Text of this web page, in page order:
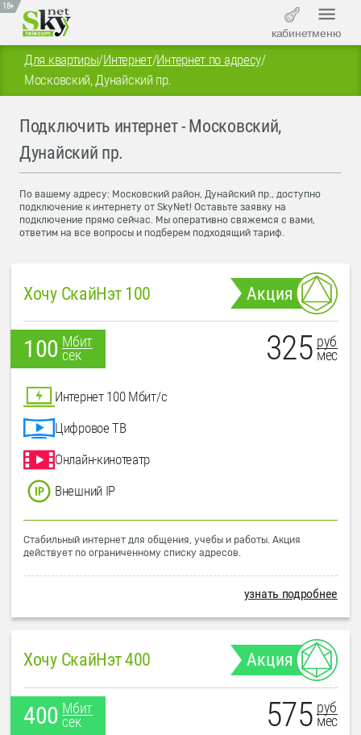
18+
кабинетменю
Для квартиры/Интернет/Интернет по адресу/
Московский, Дунайский пр.
Подключить интернет - Московский,
Дунайский пр.
По вашему адресу: Московский район, Дунайский пр., доступно
подключение к интернету от SkyNet! Оставьте заявку на
подключение прямо сейчас. Мы оперативно свяжемся с вами,
ответим на все вопросы и подберем подходящий тариф.
Хочу СкайНэт 100 Акция
100 Мбит
сек
325 руб
мес
Интернет 100 Мбит/с
Цифровое ТВ
Онлайн-кинотеатр
Внешний IP
Стабильный интернет для общения, учебы и работы. Акция
действует по ограниченному списку адресов.
узнать подробнее
Хочу СкайНэт 400 Акция
400 Мбит
сек
575 руб
мес